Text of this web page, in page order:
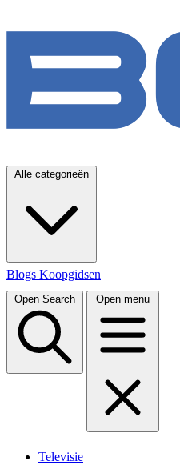
Alle categorieën
Blogs Koopgidsen
Open Search Open menu
Televisie